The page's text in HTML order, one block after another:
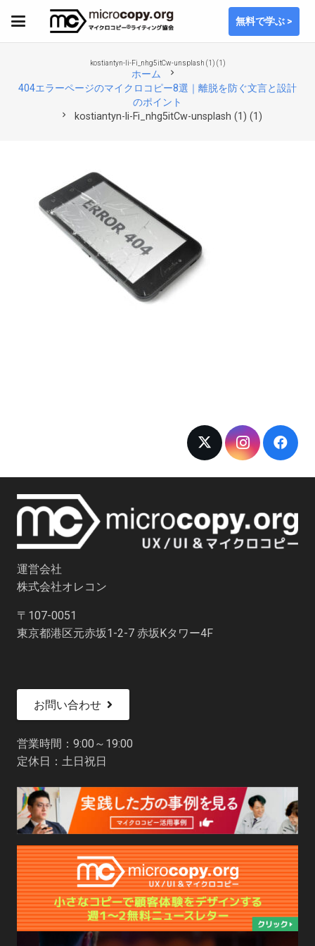
無料で学ぶ >
kostiantyn-li-Fi_nhg5itCw-unsplash (1) (1)
ホーム chevron_right
404エラーページのマイクロコピー8選｜離脱を防ぐ文言と設計
のポイント
chevron_right kostiantyn-li-Fi_nhg5itCw-unsplash (1) (1)
運営会社
株式会社オレコン
〒107-0051
東京都港区元赤坂1-2-7 赤坂Kタワー4F
お問い合わせ
営業時間：9:00～19:00
定休日：土日祝日